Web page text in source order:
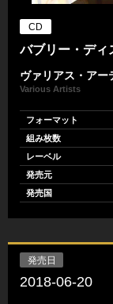
CD
バブリー・デ
ヴァリアス・アー
Various Artists
フォーマット
組み枚数
レーベル
発売元
発売国
発売日
2018-06-20